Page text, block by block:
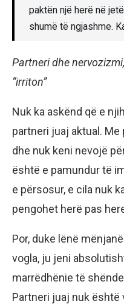
paktën një herë në
shumë të ngjashme.
Partneri dhe
“irriton”
Nuk ka askënd që e
partneri juaj aktual.
dhe nuk keni nevojë
është e pamundur të
e përsosur, e cila nuk
pengohet herë pas
Por, duke lënë
vogla, ju jeni
marrëdhënie të
Partneri juaj nuk